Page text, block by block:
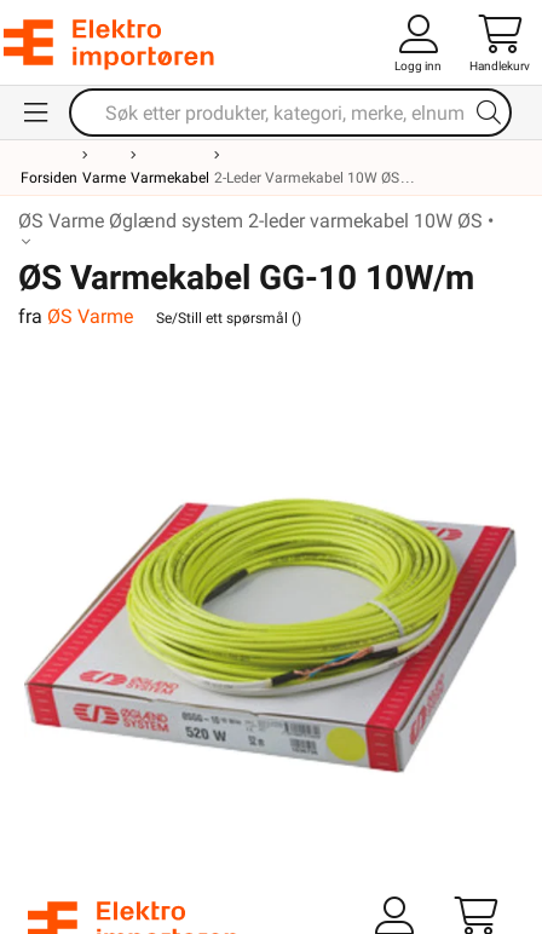
Logg inn Handlekurv
Forsiden Varme Varmekabel 2-Leder Varmekabel 10W ØS
ØS Varme Øglænd system 2-leder varmekabel 10W ØS •
ØS Varmekabel GG-10 10W/m
300W 30m
fra ØS Varme Se/Still ett spørsmål ()